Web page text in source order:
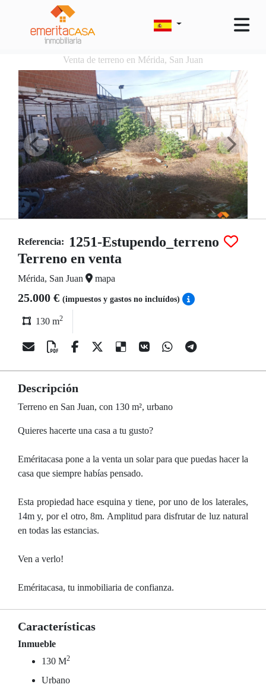
Venta de terreno en Mérida, San Juan
Referencia:
1251-Estupendo_terreno
Terreno en venta
Mérida, San Juan mapa
25.000 € (impuestos y gastos no incluídos)
130 m2
Descripción
Terreno en San Juan, con 130 m², urbano
Quieres hacerte una casa a tu gusto?
Eméritacasa pone a la venta un solar para que puedas hacer la
casa que siempre habías pensado.
Esta propiedad hace esquina y tiene, por uno de los laterales,
14m y, por el otro, 8m. Amplitud para disfrutar de luz natural
en todas las estancias.
Ven a verlo!
Eméritacasa, tu inmobiliaria de confianza.
Características
Inmueble
130 M2
Urbano